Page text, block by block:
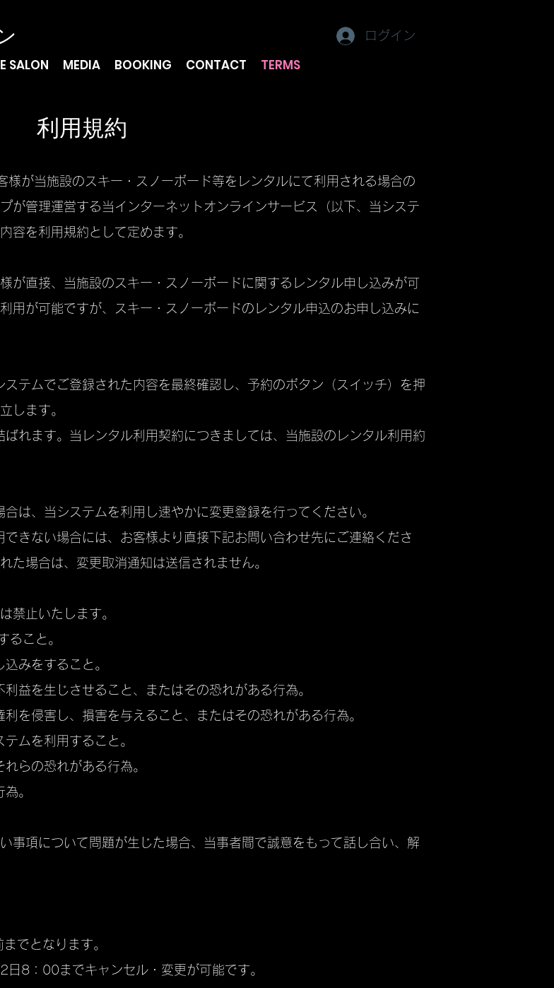
ログイン
SALON MEDIA BOOKING CONTACT TERMS
​利用規約
が当施設のスキー・スノーボード等をレンタルにて利用される場合の
が管理運営する当インターネットオンラインサービス（以下、当システ
容を利用規約として定めます。
が直接、当施設のスキー・スノーボードに関するレンタル申し込みが可
用が可能ですが、スキー・スノーボードのレンタル申込のお申し込みに
テムでご登録された内容を最終確認し、予約のボタン（スイッチ）を押
します。
れます。当レンタル利用契約につきましては、当施設のレンタル利用約
は、当システムを利用し速やかに変更登録を行ってください。
きない場合には、お客様より直接下記お問い合わせ先にご連絡くださ
た場合は、変更取消通知は送信されません。
禁止いたします。
ること。
みをすること。
益を生じさせること、またはその恐れがある行為。
を侵害し、損害を与えること、またはその恐れがある行為。
ムを利用すること。
らの恐れがある行為。
。
事項について問題が生じた場合、当事者間で誠意をもって話し合い、解
でとなります。
8：00までキャンセル・変更が可能です。